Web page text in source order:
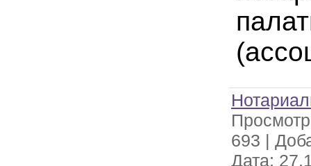
693 |
Дата: